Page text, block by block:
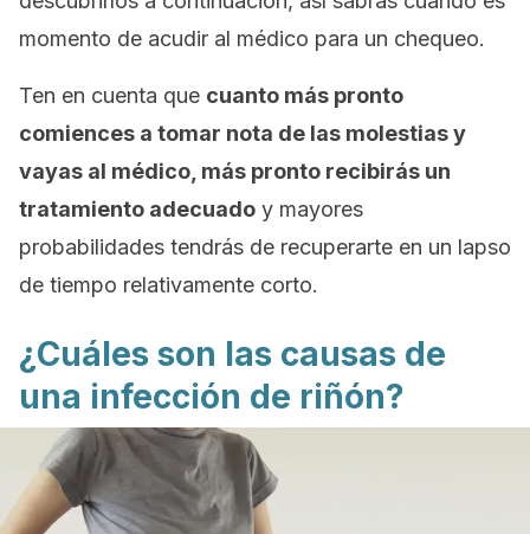
momento de acudir al médico para un chequeo.
Ten en cuenta que cuanto más pronto
comiences a tomar nota de las molestias y
vayas al médico, más pronto recibirás un
tratamiento adecuado y mayores
probabilidades tendrás de recuperarte en un lapso
de tiempo relativamente corto.
¿Cuáles son las causas de
una infección de riñón?